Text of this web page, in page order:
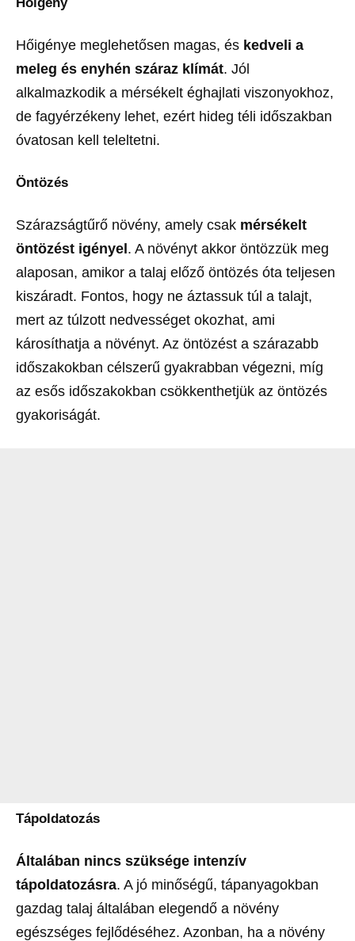
Hőigénye meglehetősen magas, és kedveli a
meleg és enyhén száraz klímát. Jól
alkalmazkodik a mérsékelt éghajlati viszonyokhoz,
de fagyérzékeny lehet, ezért hideg téli időszakban
óvatosan kell teleltetni.
Öntözés
Szárazságtűrő növény, amely csak mérsékelt
öntözést igényel. A növényt akkor öntözzük meg
alaposan, amikor a talaj előző öntözés óta teljesen
kiszáradt. Fontos, hogy ne áztassuk túl a talajt,
mert az túlzott nedvességet okozhat, ami
károsíthatja a növényt. Az öntözést a szárazabb
időszakokban célszerű gyakrabban végezni, míg
az esős időszakokban csökkenthetjük az öntözés
gyakoriságát.
Tápoldatozás
Általában nincs szüksége intenzív
tápoldatozásra. A jó minőségű, tápanyagokban
gazdag talaj általában elegendő a növény
egészséges fejlődéséhez. Azonban, ha a növény